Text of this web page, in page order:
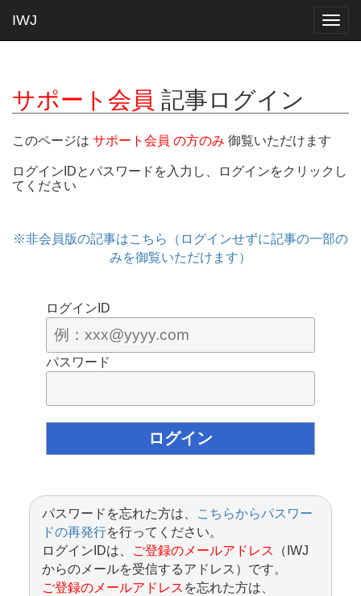
IWJ
サポート会員 記事ログイン
このページは サポート会員 の方のみ 御覧いただけます
ログインIDとパスワードを入力し、ログインをクリックし
てください
※非会員版の記事はこちら（ログインせずに記事の一部の
みを御覧いただけます）
ログインID
パスワード
パスワードを忘れた方は、
こちらからパスワー
ドの再発行を行ってください。
ログインIDは、
ご登録のメールアドレス
（IWJ
からのメールを受信するアドレス）です。
ご登録のメールアドレス を忘れた方は、